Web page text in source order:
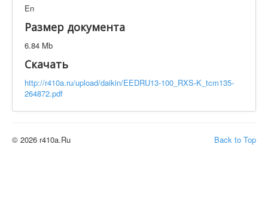
Производитель
Элементов на страницу
En
Размер документа
6.84 Mb
Скачать
http://r410a.ru/upload/daikin/EEDRU13-100_RXS-K_tcm135-
264872.pdf
Back to Top
© 2026 r410a.Ru